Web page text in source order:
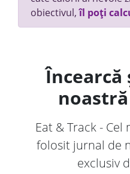
obiectivul,îl poți
Încearcă
Eat & Track -
folosit jurnal de
exclusiv